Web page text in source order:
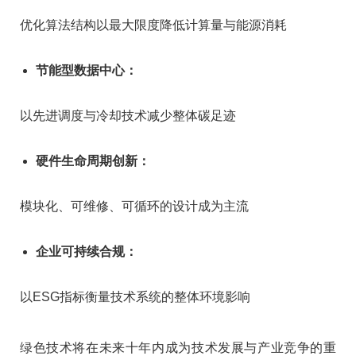
优化算法结构以最大限度降低计算量与能源消耗
节能型数据中心：
以先进调度与冷却技术减少整体碳足迹
硬件生命周期创新：
模块化、可维修、可循环的设计成为主流
企业可持续合规：
以ESG指标衡量技术系统的整体环境影响
绿色技术将在未来十年内成为技术发展与产业竞争的重